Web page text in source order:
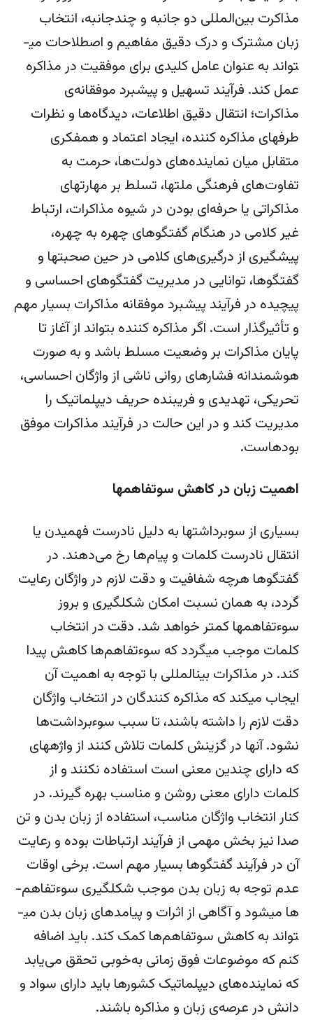
مذاکرت بین‌المللی دو جانبه و چندجانبه، انتخاب
زبان مشترک و درک دقیق مفاهیم و اصطلاحات می­
تواند به عنوان عامل کلیدی برای موفقیت در مذاکره
عمل کند. فرآیند تسهیل و پیشبرد موفقانه‌ی
مذاکرات؛ انتقال دقیق اطلاعات، دیدگاه‌ها و نظرات
طرف­های مذاکره کننده، ایجاد اعتماد و همفکری
متقابل میان نماینده‌های دولت‌ها، حرمت به
تفاوت‌های فرهنگی ملت­ها، تسلط بر مهارت­های
مذاکراتی یا حرفه‌ای بودن در شیوه مذاکرات، ارتباط
غیر کلامی در هنگام گفتگوهای چهره به چهره،
پیشگیری از درگیری­‌های کلامی در حین صحبت­ها و
گفتگوها، توانایی در مدیریت گفتگوهای احساسی و
پیچیده در فرآیند پیشبرد موفقانه مذاکرات بسیار مهم
و تأثیرگذار است. اگر مذاکره کننده بتواند از آغاز تا
پایان مذاکرات بر وضعیت مسلط باشد و به صورت
هوشمندانه فشارهای روانی ناشی از واژگان احساسی،
تحریکی، تهدیدی و فریبنده حریف دیپلماتیک را
مدیریت کند و در این حالت در فرآیند مذاکرات موفق
بوده­است.
اهمیت زبان در کاهش سوتفاهم­ها
بسیاری از سوبرداشت­ها به دلیل نادرست فهمیدن یا
انتقال نادرست کلمات و پیام‌ها رخ می‌دهند. در
گفتگوها هرچه شفافیت و دقت لازم در واژگان رعایت
گردد، به همان نسبت امکان شکل­گیری و بروز
سوءتفاهم­ها کمتر خواهد شد. دقت در انتخاب
کلمات موجب می­گردد که سوءتفاهم­‌ها کاهش پیدا
کند. در مذاکرات بین­المللی با توجه به اهمیت آن
ایجاب می­کند که مذاکره کنندگان در انتخاب واژگان
دقت لازم را داشته باشند، تا سبب سوءبرداشت‌­ها
نشود. آنها در گزینش کلمات تلاش کنند از واژه­های
که دارای چندین معنی است استفاده نکنند و از
کلمات دارای معنی روشن و مناسب بهره گیرند. در
کنار انتخاب واژگان مناسب، استفاده از زبان بدن و تن
صدا نیز بخش مهمی از فرآیند ارتباطات بوده و رعایت
آن در فرآیند گفتگوها بسیار مهم است. برخی اوقات
عدم توجه به زبان بدن موجب شکل­گیری سوءتفاهم‌­­
ها می­شود و آگاهی از اثرات و پیامد­های زبان بدن می­
تواند به کاهش سوتفاهم‌­ها کمک کند. باید اضافه
کنم که موضوعات فوق زمانی به‌خوبی تحقق می‌یابد
که نماینده‌های دیپلماتیک کشورها باید دارای سواد و
دانش در عرصه‌ی زبان و مذاکره باشند.